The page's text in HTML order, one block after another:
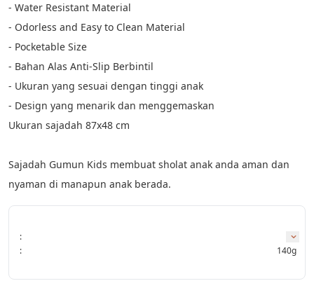
- Water Resistant Material
- Odorless and Easy to Clean Material
- Pocketable Size
- Bahan Alas Anti-Slip Berbintil
- Ukuran yang sesuai dengan tinggi anak
- Design yang menarik dan menggemaskan
Ukuran sajadah 87x48 cm
Sajadah Gumun Kids membuat sholat anak anda aman dan
nyaman di manapun anak berada.
:
:
140g